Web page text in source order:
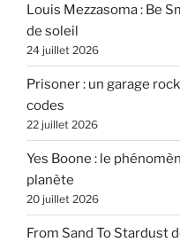
Louis Mezzasoma : Be
de soleil
24 juillet 2026
Prisoner : un garage
codes
22 juillet 2026
Yes Boone : le
planète
20 juillet 2026
From Sand To Stardust